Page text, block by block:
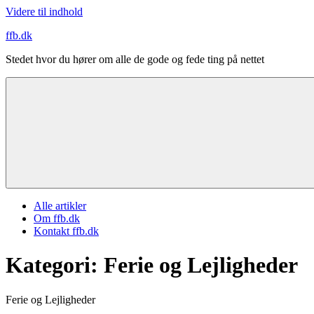
Videre til indhold
ffb.dk
Stedet hvor du hører om alle de gode og fede ting på nettet
Alle artikler
Om ffb.dk
Kontakt ffb.dk
Kategori: Ferie og Lejligheder
Ferie og Lejligheder